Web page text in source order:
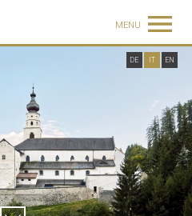
MENU
DE IT EN